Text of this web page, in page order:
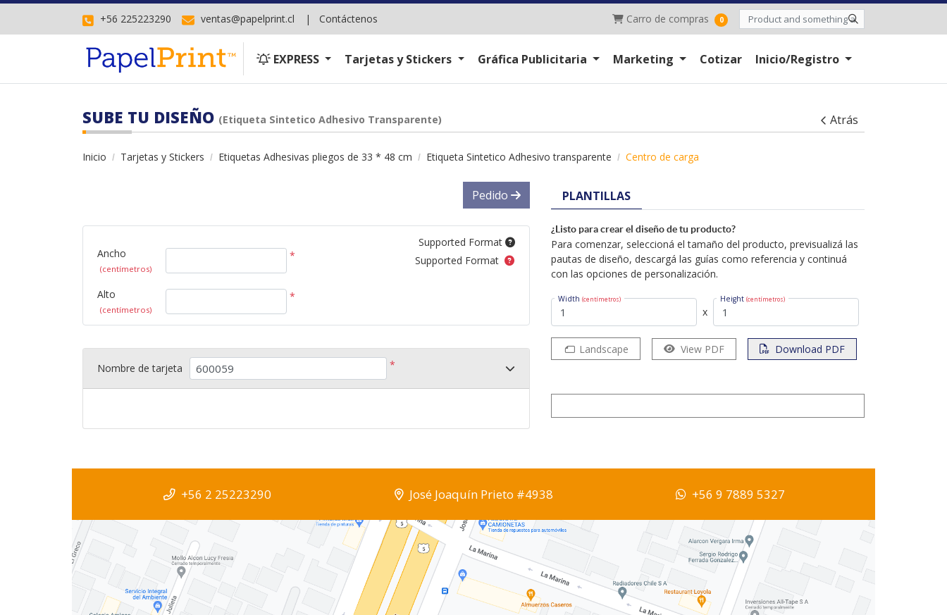
+56 225223290 ventas@papelprint.cl | Contáctenos Carro de compras
Carro de compras 0
EXPRESS
EXPRESS Tarjetas y Stickers Gráfica Publicitaria Marketing Cotizar Inicio/Registro
SUBE TU DISEÑO (Etiqueta Sintetico Adhesivo Transparente) Atrás
Inicio Tarjetas y Stickers Etiquetas Adhesivas pliegos de 33 * 48 cm Etiqueta Sintetico Adhesivo transparente Centro de carga
PLANTILLAS
¿Listo para crear el diseño de tu producto?
Para comenzar, seleccioná el tamaño del producto, previsualizá las
pautas de diseño, descargá las guías como referencia y continuá
con las opciones de personalización.
Width (centímetros)
x
Height (centímetros)
Landscape View PDF Download PDF
Pedido
Ancho
(centímetros)
*
Alto
(centímetros)
*
Supported Format
Supported Format
Nombre de tarjeta *
+56 2 25223290 José Joaquín Prieto #4938 +56 9 7889 5327